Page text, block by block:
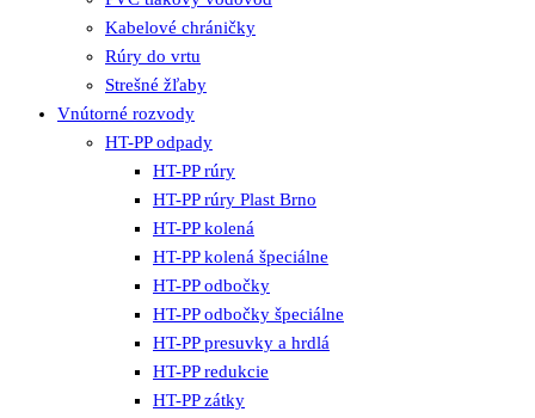
Kabelové chráničky
Rúry do vrtu
Strešné žľaby
Vnútorné rozvody
HT-PP odpady
HT-PP rúry
HT-PP rúry Plast Brno
HT-PP kolená
HT-PP kolená špeciálne
HT-PP odbočky
HT-PP odbočky špeciálne
HT-PP presuvky a hrdlá
HT-PP redukcie
HT-PP zátky